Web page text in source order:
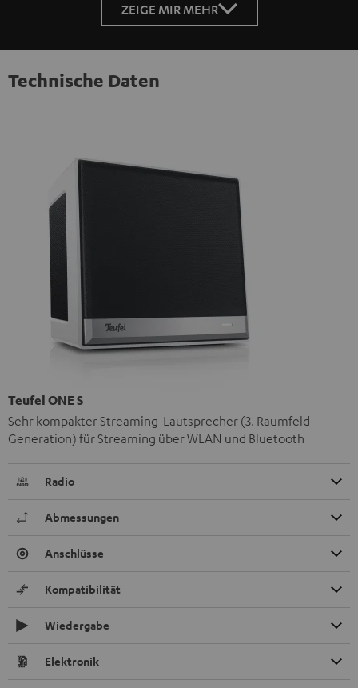
ZEIGE MIR MEHR
Technische Daten
Teufel ONE S
Sehr kompakter Streaming-Lautsprecher (3. Raumfeld
Generation) für Streaming über WLAN und Bluetooth
Radio
Abmessungen
Anschlüsse
Kompatibilität
Wiedergabe
Elektronik